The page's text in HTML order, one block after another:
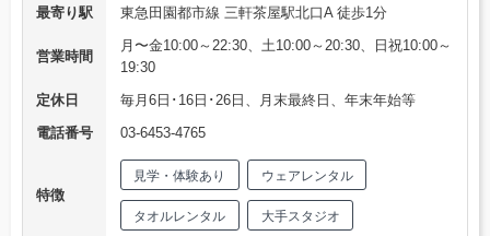
最寄り駅
東急田園都市線 三軒茶屋駅北口A 徒歩1分
営業時間
月〜金10:00～22:30、土10:00～20:30、日祝10:00～
19:30
定休日
毎月6日･16日･26日、月末最終日、年末年始等
電話番号
03-6453-4765
特徴
見学・体験あり ウェアレンタル
タオルレンタル 大手スタジオ